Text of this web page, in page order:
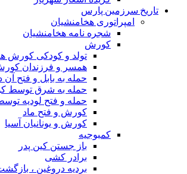
تاریخ سرزمین پارس
امپراتوری هخامنشیان
شجره نامه هخامنشیان
کورش
تولد و کودکی کورش
همسر و فرزندان
حمله به بابل و فتح
حمله به شرق توسط
حمله و فتح لودیه
کورش و فتح ماد
کورش و یونانیان آسیا
کمبوجیه
باز جستن کین پدر
برادر کشی
بردیه دروغین ،